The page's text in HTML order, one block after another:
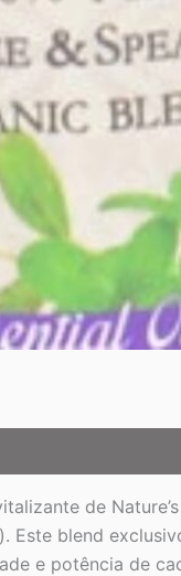
de
Este blend
e potência de